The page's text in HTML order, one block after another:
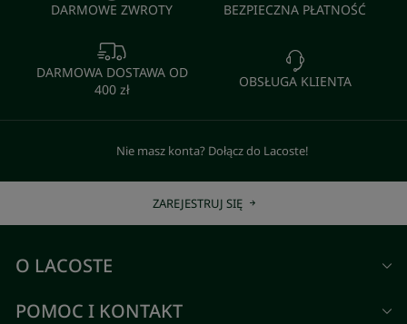
DARMOWE ZWROTY BEZPIECZNA PŁATNOŚĆ
DARMOWA DOSTAWA OD
400 zł
OBSŁUGA KLIENTA
Nie masz konta? Dołącz do Lacoste!
ZAREJESTRUJ SIĘ
O LACOSTE
POMOC I KONTAKT